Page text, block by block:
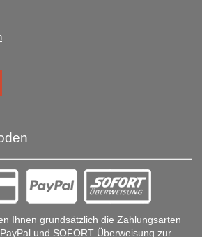
Ihnen grundsätzlich die Zahlungsarten
und SOFORT Überweisung zur